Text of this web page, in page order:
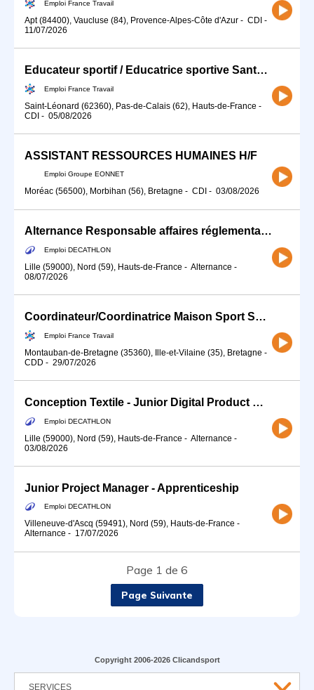
Emploi France Travail
Apt (84400), Vaucluse (84), Provence-Alpes-Côte d'Azur - CDI -
11/07/2026
Educateur sportif / Educatrice sportive Santé (H/F)
Emploi France Travail
Saint-Léonard (62360), Pas-de-Calais (62), Hauts-de-France -
CDI - 05/08/2026
ASSISTANT RESSOURCES HUMAINES H/F
Emploi Groupe EONNET
Moréac (56500), Morbihan (56), Bretagne - CDI - 03/08/2026
Alternance Responsable affaires réglementaires (H/F)
Emploi DECATHLON
Lille (59000), Nord (59), Hauts-de-France - Alternance -
08/07/2026
Coordinateur/Coordinatrice Maison Sport Santé (H/F)
Emploi France Travail
Montauban-de-Bretagne (35360), Ille-et-Vilaine (35), Bretagne -
CDD - 29/07/2026
Conception Textile - Junior Digital Product Manager - Apprentissage (f/m/d)
Emploi DECATHLON
Lille (59000), Nord (59), Hauts-de-France - Alternance -
03/08/2026
Junior Project Manager - Apprenticeship
Emploi DECATHLON
Villeneuve-d'Ascq (59491), Nord (59), Hauts-de-France -
Alternance - 17/07/2026
Page 1 de 6
Page Suivante
Copyright 2006-2026 Clicandsport
SERVICES